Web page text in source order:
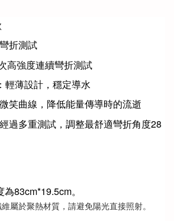
折測試
高強度連續彎折測試
輕薄設計，穩定導水
笑曲線，降低能量傳導時的流逝
過多重測試，調整最舒適彎折角度28
83cm*19.5cm。
屬於聚熱材質，請避免陽光直接照射。